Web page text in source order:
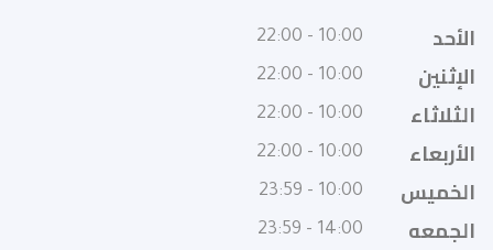
الأحد
10:00 - 22:00
الإثنين 10:00 - 22:00
الثلاثاء 10:00 - 22:00
الأربعاء 10:00 - 22:00
الخميس 10:00 - 23:59
الجمعه 14:00 - 23:59